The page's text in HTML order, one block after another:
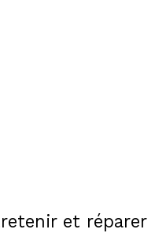
et réparer